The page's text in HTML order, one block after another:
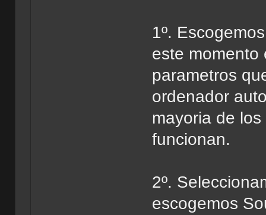
1º.
este momento
parametros
ordenador
mayoria de
funcionan.
2º.
escogemos